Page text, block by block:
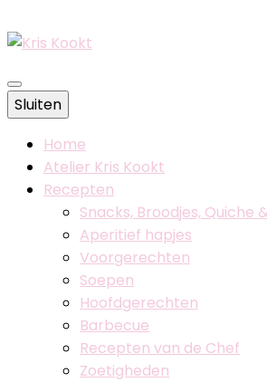
Kris Kookt
Belgische foodblog
Sluiten
Home
Atelier Kris Kookt
Recepten
Snacks, Broodjes, Quiche
Aperitief hapjes
Voorgerechten
Soepen
Hoofdgerechten
Barbecue
Recepten van de Chef
Zoetigheden